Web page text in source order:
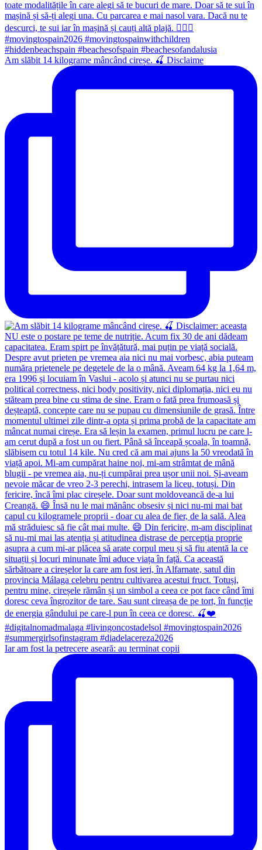
Am slăbit 14 kilograme mâncând cireșe. 🍒 Disclaime
Iar am fost la petrecere aseară: au terminat copii